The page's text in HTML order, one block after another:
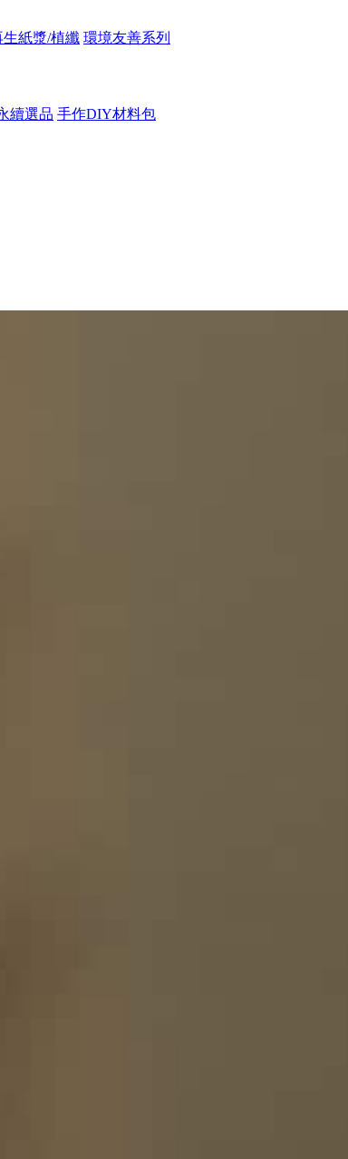
生紙漿/植纖 環境友善系列
續選品 手作DIY材料包